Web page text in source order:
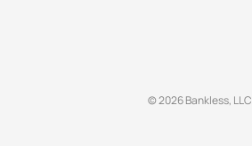
© 2026 Bankless, LLC